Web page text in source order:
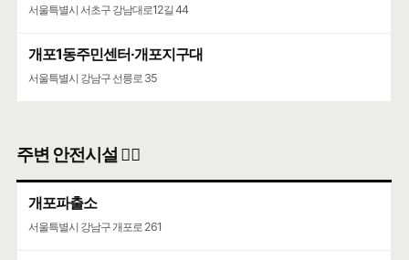
서울특별시 서초구 강남대로12길 44
개포1동주민센터·개포지구대
서울특별시 강남구 선릉로 35
주변 안전시설 👮‍♀️
개포파출소
서울특별시 강남구 개포로 261